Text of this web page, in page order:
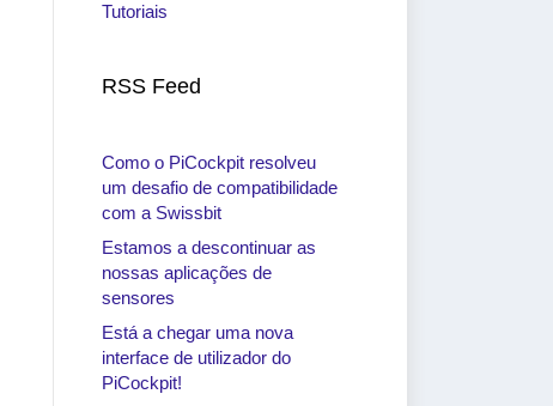
Tutoriais
RSS Feed
Como o PiCockpit resolveu
um desafio de compatibilidade
com a Swissbit
Estamos a descontinuar as
nossas aplicações de
sensores
Está a chegar uma nova
interface de utilizador do
PiCockpit!